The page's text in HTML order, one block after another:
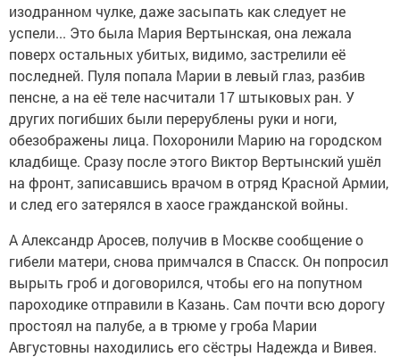
изодранном чулке, даже засыпать как следует не
успели... Это была Мария Вертынская, она лежала
поверх остальных убитых, видимо, застрелили её
последней. Пуля попала Марии в левый глаз, разбив
пенсне, а на её теле насчитали 17 штыковых ран. У
других погибших были перерублены руки и ноги,
обезображены лица. Похоронили Марию на городском
кладбище. Сразу после этого Виктор Вертынский ушёл
на фронт, записавшись врачом в отряд Красной Армии,
и след его затерялся в хаосе гражданской войны.
А Александр Аросев, получив в Москве сообщение о
гибели матери, снова примчался в Спасск. Он попросил
вырыть гроб и договорился, чтобы его на попутном
пароходике отправили в Казань. Сам почти всю дорогу
простоял на палубе, а в трюме у гроба Марии
Августовны находились его сёстры Надежда и Вивея.